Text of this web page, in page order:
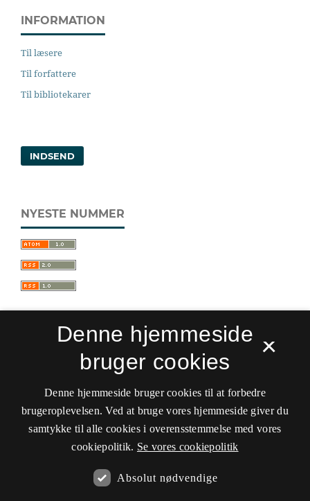
INFORMATION
Til læsere
Til forfattere
Til bibliotekarer
INDSEND
NYESTE NUMMER
Sprogforum. Tidsskrift for sprog- og
kulturpædagogik
ISSN 0909-9328 (Trykt)
ISSN 1399-8617 (Online)
Tilgængelighedserklæring
Det Kgl. Bibliotek
×
Denne hjemmeside
bruger cookies
Denne hjemmeside bruger cookies til at forbedre
brugeroplevelsen. Ved at bruge vores hjemmeside giver du
samtykke til alle cookies i overensstemmelse med vores
cookiepolitik. Se vores cookiepolitik
Absolut nødvendige